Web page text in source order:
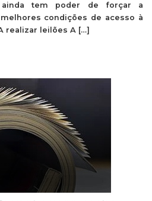
ainda tem poder de forçar a
condições de acesso à
realizar leilões A […]